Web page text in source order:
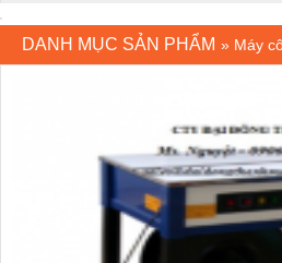
DANH MỤC SẢN PHẨM » Máy